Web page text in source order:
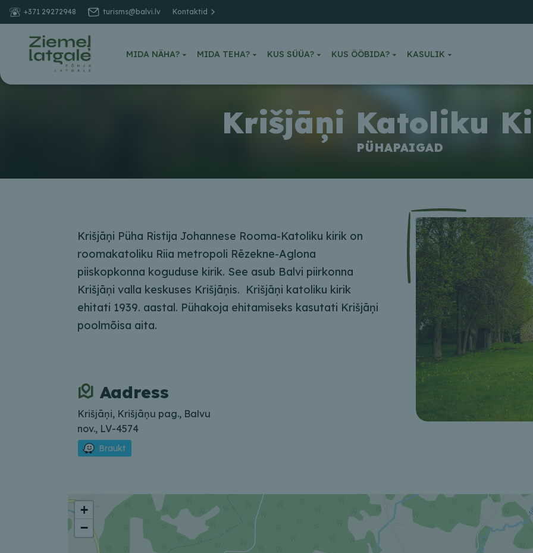
+371 29272948 turisms@balvi.lv Kontaktid
MIDA NÄHA? MIDA TEHA? KUS SÜÜA? KUS ÖÖBIDA?
KASULIK
Krišjāņi Katoliku
PÜHAPAIGAD
Krišjāņi Püha Ristija Johannese Rooma-Katoliku kirik on
roomakatoliku Riia metropoli Rēzekne-Aglona
piiskopkonna koguduse kirik. See asub Balvi piirkonna
Krišjāņi valla keskuses Krišjāņis. Krišjāņi katoliku kirik
ehitati 1939. aastal. Pühakoja ehitamiseks kasutati Krišjāņi
poolmõisa aita.
Aadress
Krišjāņi, Krišjāņu pag., Balvu
nov., LV-4574
Braukt
+
−